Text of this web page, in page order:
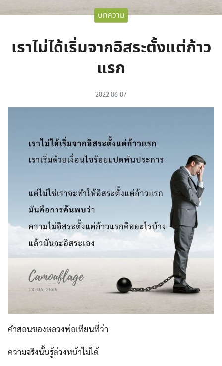
บทความ
เราไม่ได้เริ่มจากอิสระตั้งแต่ก้าว
แรก
2022-06-07
คำสอนของหลวงพ่อเทียนที่ว่า
ความจริงนั้นรู้ล่วงหน้าไม่ได้